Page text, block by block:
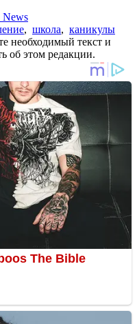
News
, школа, каникулы
необходимый текст и
об этом редакции.